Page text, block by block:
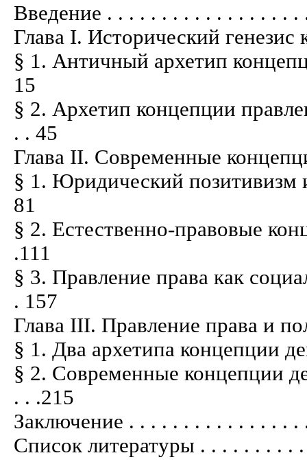
Введение . . . . . . . . . . . . . . . . .
Глава I. Исторический
§ 1. Античный архетип
15
§ 2. Архетип концепции
. . 45
Глава II. Современные
§ 1. Юридический позитивизм
81
§ 2. Естественно-правовые
.111
§ 3. Правление права как
. 157
Глава III. Правление права и
§ 1. Два архетипа концепции
§ 2. Современные концепции
. . .215
Заключение . . . . . . . . . . . . . . .
Список литературы . . . . . . . . .